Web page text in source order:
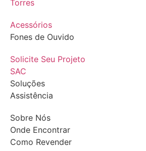
Torres
Acessórios
Fones de Ouvido
Solicite Seu Projeto
SAC
Soluções
Assistência
Sobre Nós
Onde Encontrar
Como Revender